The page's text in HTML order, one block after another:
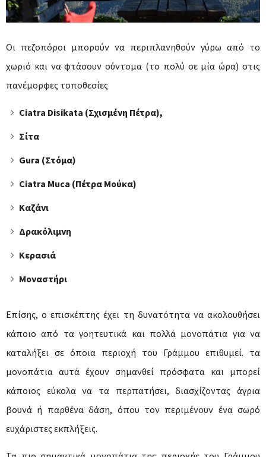
Οι πεζοπόροι μπορούν να περιπλανηθούν γύρω από το
χωριό και να φτάσουν σύντομα (το πολύ σε μία ώρα) στις
πανέμορφες τοποθεσίες
Ciatra Disikata (Σχισμένη Πέτρα),
Σίτα
Gura (Στόμα)
Ciatra Muca (Πέτρα Μούκα)
Καζάνι
Δρακόλιμνη
Κερασιά
Μοναστήρι
Επίσης, ο επισκέπτης έχει τη δυνατότητα να ακολουθήσει
κάποιο από τα γοητευτικά και πολλά μονοπάτια για να
καταλήξει σε όποια περιοχή του Γράμμου επιθυμεί. τα
μονοπάτια αυτά έχουν σημανθεί πρόσφατα και μπορεί
κάποιος εύκολα να τα περπατήσει, διασχίζοντας άγρια
βουνά ή παρθένα δάση, όπου τον περιμένουν ένα σωρό
ευχάριστες εκπλήξεις.